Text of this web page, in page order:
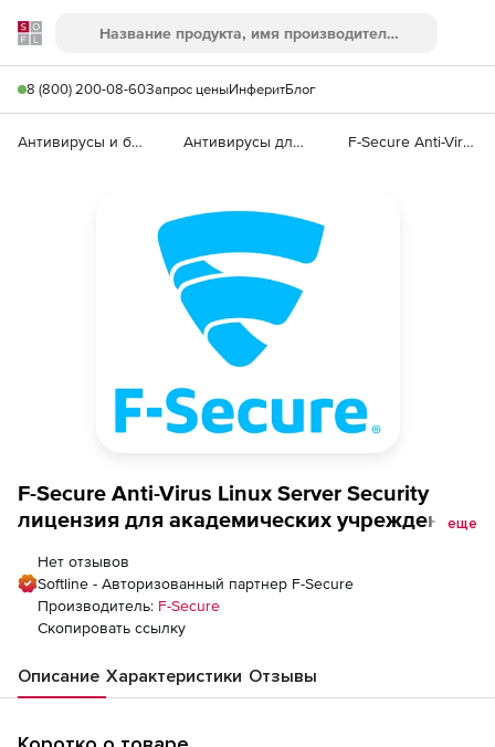
Softline
Поиск
8 (800) 200-08-60Запрос ценыИнферитБлог
Антивирусы и безопасность Антивирусы для организаций F-Secure Anti-Virus Linux Server Security
F-Secure Anti-Virus Linux Server Security
лицензия для академических учреждений
еще
Нет отзывов
Softline - Авторизованный партнер F-Secure
Производитель: F-Secure
Скопировать ссылку
Описание Характеристики Отзывы